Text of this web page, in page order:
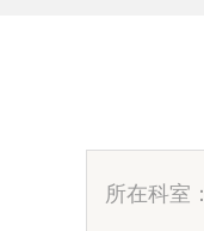
所在科室：